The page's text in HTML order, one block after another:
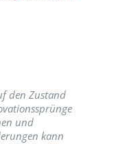
den Zustand
und
kann